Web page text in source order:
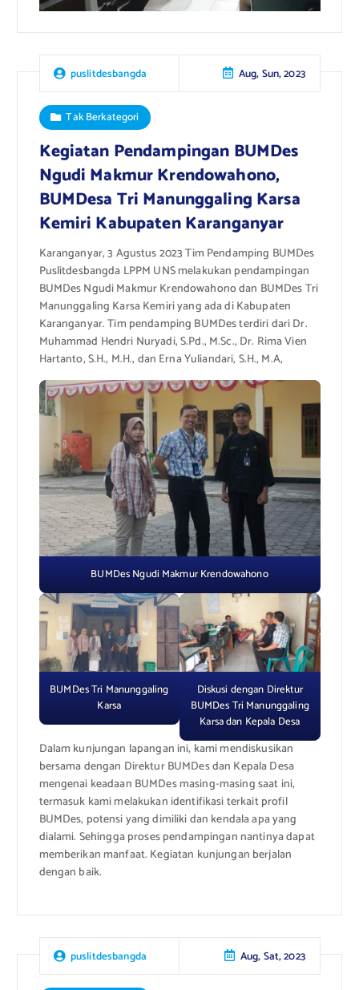
puslitdesbangda Aug, Sun, 2023
Tak Berkategori
Kegiatan Pendampingan BUMDes
Ngudi Makmur Krendowahono,
BUMDesa Tri Manunggaling Karsa
Kemiri Kabupaten Karanganyar
Karanganyar, 3 Agustus 2023 Tim Pendamping BUMDes
Puslitdesbangda LPPM UNS melakukan pendampingan
BUMDes Ngudi Makmur Krendowahono dan BUMDes Tri
Manunggaling Karsa Kemiri yang ada di Kabupaten
Karanganyar. Tim pendamping BUMDes terdiri dari Dr.
Muhammad Hendri Nuryadi, S.Pd., M.Sc., Dr. Rima Vien
Hartanto, S.H., M.H., dan Erna Yuliandari, S.H., M.A,
BUMDes Ngudi Makmur Krendowahono
BUMDes Tri Manunggaling
Karsa
Diskusi dengan Direktur
BUMDes Tri Manunggaling
Karsa dan Kepala Desa
Dalam kunjungan lapangan ini, kami mendiskusikan
bersama dengan Direktur BUMDes dan Kepala Desa
mengenai keadaan BUMDes masing-masing saat ini,
termasuk kami melakukan identifikasi terkait profil
BUMDes, potensi yang dimiliki dan kendala apa yang
dialami. Sehingga proses pendampingan nantinya dapat
memberikan manfaat. Kegiatan kunjungan berjalan
dengan baik.
puslitdesbangda Aug, Sat, 2023